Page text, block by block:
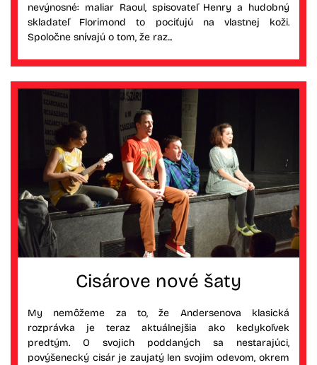
nevýnosné: maliar Raoul, spisovateľ Henry a hudobný
skladateľ Florimond to pociťujú na vlastnej koži.
Spoločne snívajú o tom, že raz...
Cisárove nové šaty
My nemôžeme za to, že Andersenova klasická
rozprávka je teraz aktuálnejšia ako kedykoľvek
predtým. O svojich poddaných sa nestarajúci,
povýšenecký cisár je zaujatý len svojim odevom, okrem